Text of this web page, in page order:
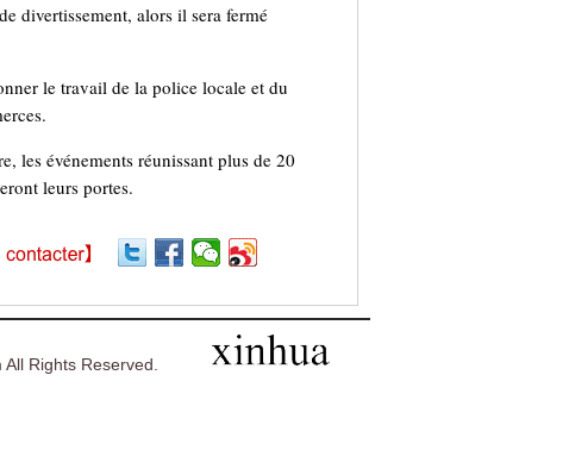
divertissement, alors il sera fermé
le travail de la police locale et du
les événements réunissant plus de 20
leurs portes.
Rights Reserved.